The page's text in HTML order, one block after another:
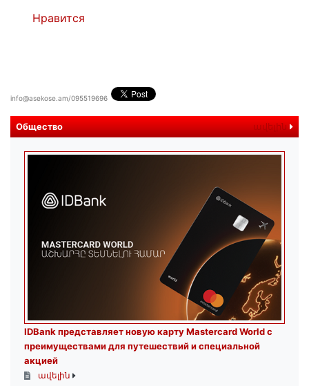
Нравится
info@asekose.am/095519696
Общество ավելին
IDBank представляет новую карту Mastercard World с
преимуществами для путешествий и специальной
акцией
ավելին